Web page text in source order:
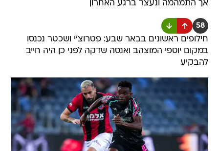
אך התמהמה ונעצר ברגע האחרון
58
חילופים ראשונים בבאר שבע: פטרוצ'י ושכטר נכנסו
במקום יוספי המוצהב ואנסה שדקה לפני כן היה חייב
להבקיע